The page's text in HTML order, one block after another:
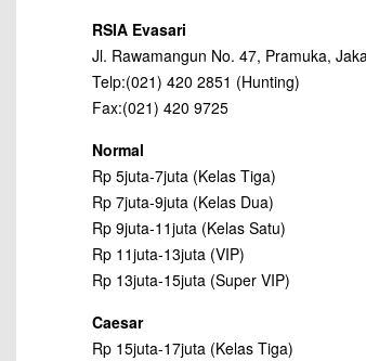
RSIA Evasari
Jl. Rawamangun No. 47, Pramuka,
Telp:(021) 420 2851 (Hunting)
Fax:(021) 420 9725
Normal
Rp 5juta-7juta (Kelas Tiga)
Rp 7juta-9juta (Kelas Dua)
Rp 9juta-11juta (Kelas Satu)
Rp 11juta-13juta (VIP)
Rp 13juta-15juta (Super VIP)
Caesar
Rp 15juta-17juta (Kelas Tiga)